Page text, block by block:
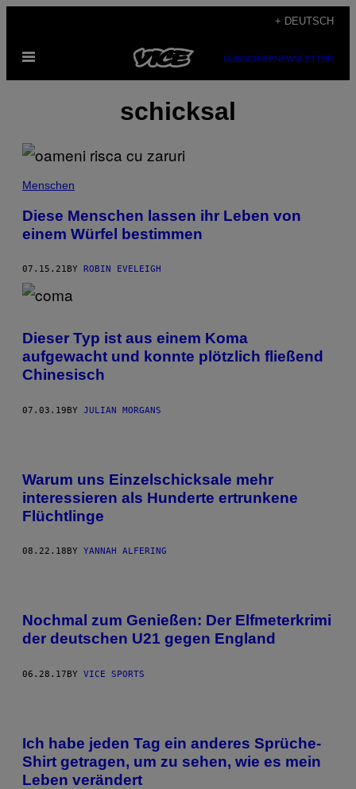
content
+ DEUTSCH
Open
SUBSCRIBENEWSLETTER
schicksal
Menschen
Diese Menschen lassen ihr Leben von
einem Würfel bestimmen
07.15.21 BY ROBIN EVELEIGH
Dieser Typ ist aus einem Koma
aufgewacht und konnte plötzlich fließend
Chinesisch
07.03.19BY JULIAN MORGANS
Warum uns Einzelschicksale mehr
interessieren als Hunderte ertrunkene
Flüchtlinge
08.22.18 BY YANNAH ALFERING
Nochmal zum Genießen: Der Elfmeterkrimi
der deutschen U21 gegen England
06.28.17BY VICE SPORTS
Ich habe jeden Tag ein anderes Sprüche-
Shirt getragen, um zu sehen, wie es mein
Leben verändert